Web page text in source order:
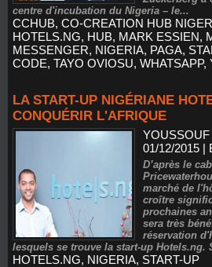
centre d'incubation du Nigeria – le...
CCHUB, CO-CREATION HUB
HOTELS.NG, HUB, MARK ESSIEN,
MESSENGER, NIGERIA, PAGA,
CODE, TAYO OVIOSU, WHATSAPP,
LA START-UP NIGÉRIANE
CONQUÉRIR L'AFRIQUE
01/12/2015 |
D’après le
marché de
croître
prochaines
sera très
réservation
lesquels se trouve la start-up Hotels.ng.
HOTELS.NG, NIGERIA, START-UP